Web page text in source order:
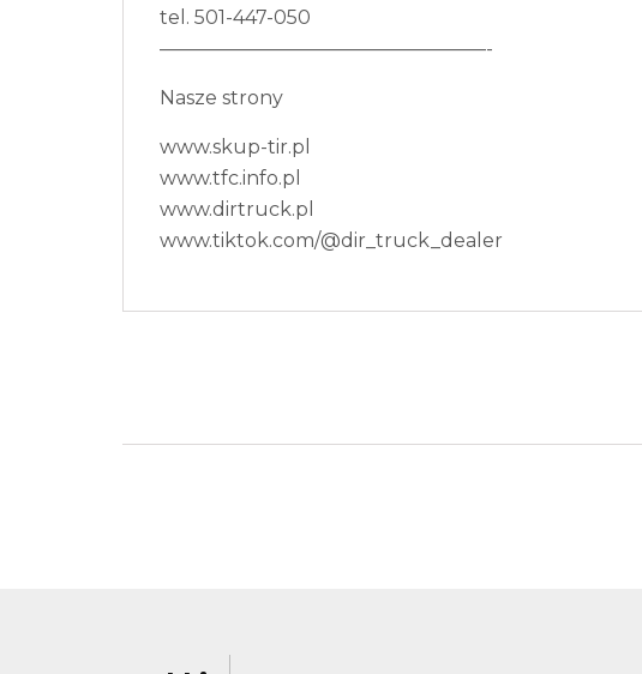
tel. 501-447-050
—————————————————-
Nasze strony
www.skup-tir.pl
www.tfc.info.pl
www.dirtruck.pl
www.tiktok.com/@dir_truck_dealer